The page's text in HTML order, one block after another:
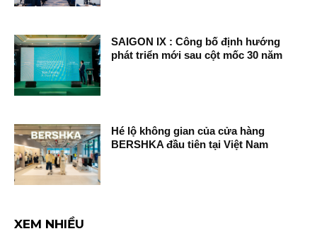
SAIGON IX : Công bố định hướng
phát triển mới sau cột mốc 30 năm
Hé lộ không gian của cửa hàng
BERSHKA đầu tiên tại Việt Nam
XEM NHIỀU